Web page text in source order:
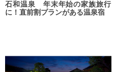
石和温泉 年末年始の家族旅行
に！直前割プランがある温泉宿